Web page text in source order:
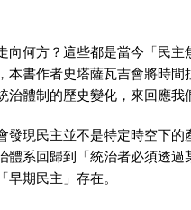
向何方？這些都是當今「民
本書作者史塔薩瓦吉會將時
體制的歷史變化，來回應我
發現民主並不是特定時空下
體系回歸到「統治者必須透
期民主」存在。